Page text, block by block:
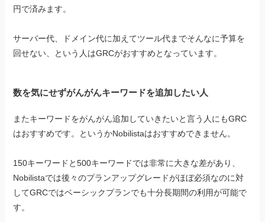
円で済みます。
サーバー代、ドメイン代に加えてツール代までそんなに予算を
回せない、という人はGRCがおすすめとなっています。
数を気にせずがんがんキーワードを追加したい人
またキーワードをがんがん追加していきたいと言う人にもGRC
はおすすめです。というかNobilistaはおすすめできません。
150キーワードと500キーワードでは非常に大きな差があり、
Nobilistaでは後々のプランアップグレードがほぼ必須なのに対
してGRCではベーシックプランでも十分長期間の利用が可能で
す。